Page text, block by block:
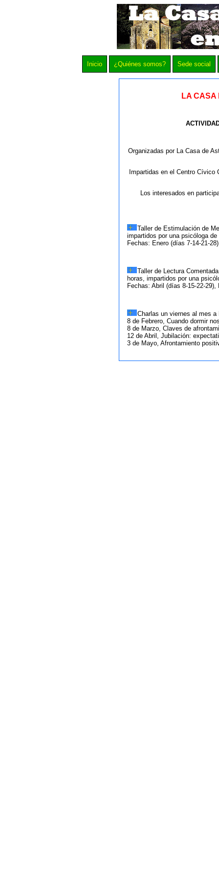
Inicio ¿Quiénes somos? Sede social
LA CASA
Organizadas por La Casa de
Impartidas en el Centro Cívico
Los interesados en
Taller de Estimulación de
impartidos por una psicóloga
Fechas: Enero (días 7-14-21-
Taller de Lectura
horas, impartidos por una
Fechas: Abril (días 8-15-22-
Charlas un viernes al mes a
8 de Febrero, Cuando dormir
8 de Marzo, Claves de
12 de Abril, Jubilación:
3 de Mayo, Afrontamiento